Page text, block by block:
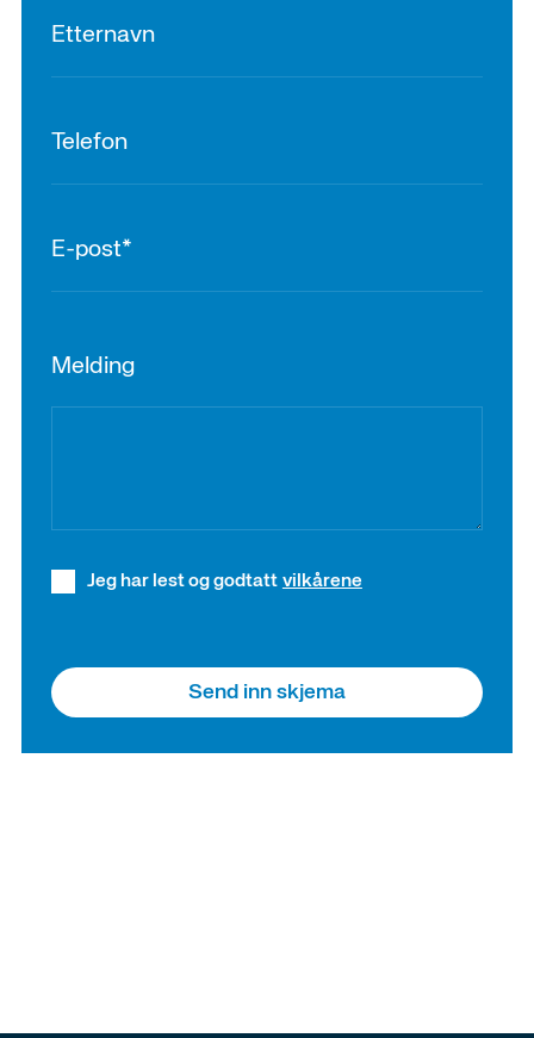
Melding
Jeg har lest og godtatt vilkårene